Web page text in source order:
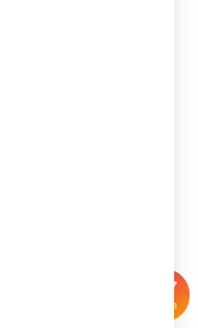
67
İndirim